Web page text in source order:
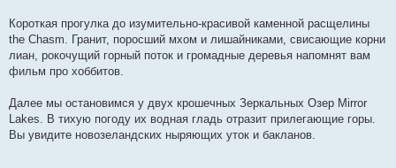
Короткая прогулка до изумительно-красивой каменной расщелины
the Chasm. Гранит, поросший мхом и лишайниками, свисающие корни
лиан, рокочущий горный поток и громадные деревья напомнят вам
фильм про хоббитов.
Далее мы остановимся у двух крошечных Зеркальных Озер Mirror
Lakes. В тихую погоду их водная гладь отразит прилегающие горы.
Вы увидите новозеландских ныряющих уток и бакланов.